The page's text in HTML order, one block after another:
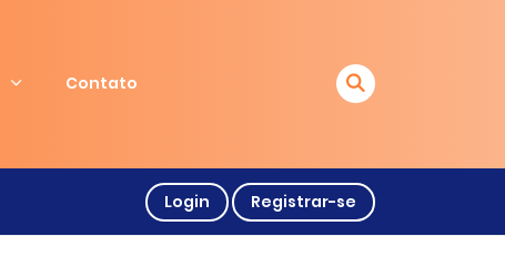
Contato
Login Registrar-se